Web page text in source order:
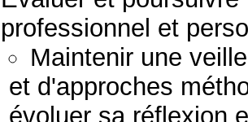
professionnel et
Maintenir une
et d'approches
évoluer sa réflexion